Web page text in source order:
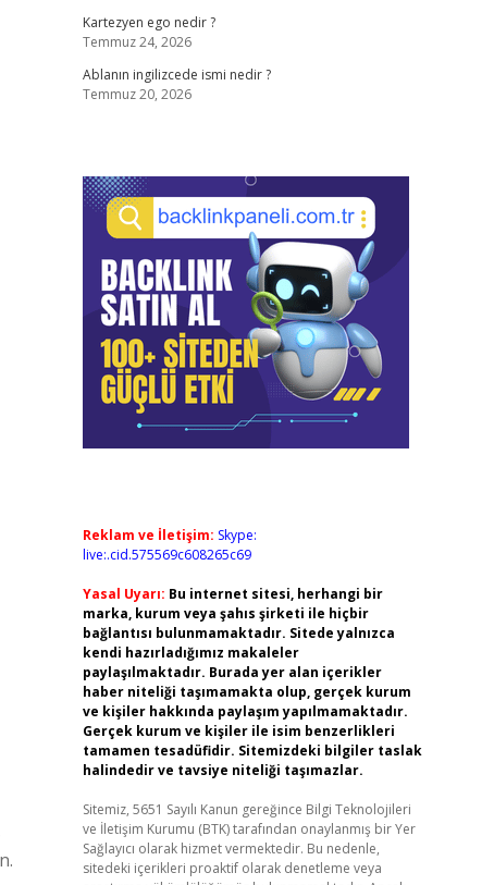
Kartezyen ego nedir ?
Temmuz 24, 2026
Ablanın ingilizcede ismi nedir ?
Temmuz 20, 2026
Reklam ve İletişim: Skype:
live:.cid.575569c608265c69
Yasal Uyarı: Bu internet sitesi, herhangi bir
marka, kurum veya şahıs şirketi ile hiçbir
bağlantısı bulunmamaktadır. Sitede yalnızca
kendi hazırladığımız makaleler
paylaşılmaktadır. Burada yer alan içerikler
haber niteliği taşımamakta olup, gerçek kurum
ve kişiler hakkında paylaşım yapılmamaktadır.
Gerçek kurum ve kişiler ile isim benzerlikleri
tamamen tesadüfidir. Sitemizdeki bilgiler taslak
halindedir ve tavsiye niteliği taşımazlar.
Sitemiz, 5651 Sayılı Kanun gereğince Bilgi Teknolojileri
ve İletişim Kurumu (BTK) tarafından onaylanmış bir Yer
Sağlayıcı olarak hizmet vermektedir. Bu nedenle,
sitedeki içerikleri proaktif olarak denetleme veya